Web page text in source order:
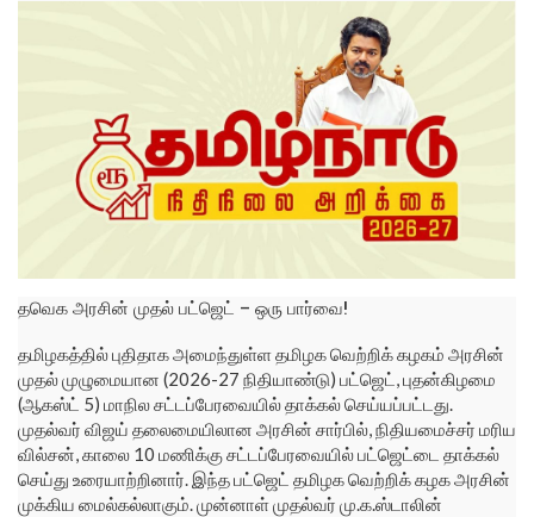
தவெக அரசின் முதல் பட்ஜெட் – ஒரு பார்வை!
தமிழகத்தில் புதிதாக அமைந்துள்ள தமிழக வெற்றிக் கழகம் அரசின்
முதல் முழுமையான (2026-27 நிதியாண்டு) பட்ஜெட், புதன்கிழமை
(ஆகஸ்ட் 5) மாநில சட்டப்பேரவையில் தாக்கல் செய்யப்பட்டது.
முதல்வர் விஜய் தலைமையிலான அரசின் சார்பில், நிதியமைச்சர் மரிய
வில்சன், காலை 10 மணிக்கு சட்டப்பேரவையில் பட்ஜெட்டை தாக்கல்
செய்து உரையாற்றினார். இந்த பட்ஜெட் தமிழக வெற்றிக் கழக அரசின்
முக்கிய மைல்கல்லாகும். முன்னாள் முதல்வர் மு.க.ஸ்டாலின்